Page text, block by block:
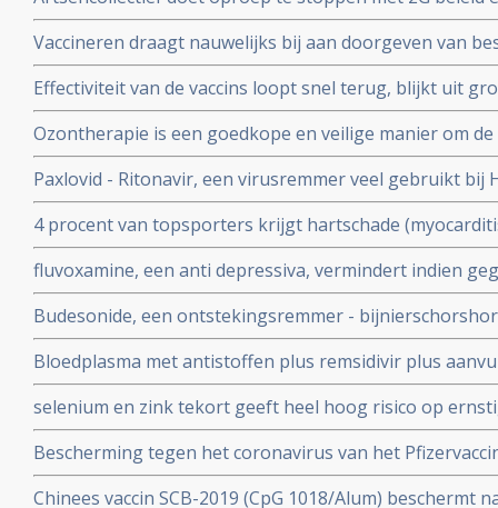
de druk op de zorg te verminderen
Vaccineren draagt nauwelijks bij aan doorgeven van
vaccineren lijkt juist doorgeven van besmettingen en
stimuleren. Bewijst groot internationaal onderzoek in
Effectiviteit van de vaccins loopt snel terug, blijkt uit
onder 800.000 veteranen.
Ozontherapie is een goedkope en veilige manier om
virussen - de overvloedige zwavel bevattende
SARS-CoV-2 aan te pakken en te elimineren
Paxlovid - Ritonavir, een virusremmer veel gebruikt bij
ziekenhuisopname bij kwetsbare coronapatiënten met
tijd wordt ingenomen
4 procent van topsporters krijgt hartschade
na lichte klachten als na ernstige klachten blijkt uit
fluvoxamine, een anti depressiva, vermindert indien
het risico op overlijden met 90 procent door COVID-19
met de ziekte om intensieve medische zorg te krijgen
Budesonide, een ontstekingsremmer -
astmapatienten, blijkt gebruikt als neusspray effectief
coronavirus - Covid-19
Bloedplasma met antistoffen plus remsidivir plus
en aspirine moet president Donald Trump redden van
selenium en zink tekort geeft heel hoog risico op
aan het coronavirus - Covid-19. Blijkt uit nieuw
Bescherming tegen het coronavirus van het
minder. Na 5 maanden is slechts nog 47 procent
Chinees vaccin SCB-2019 (CpG 1018/Alum) beschermt